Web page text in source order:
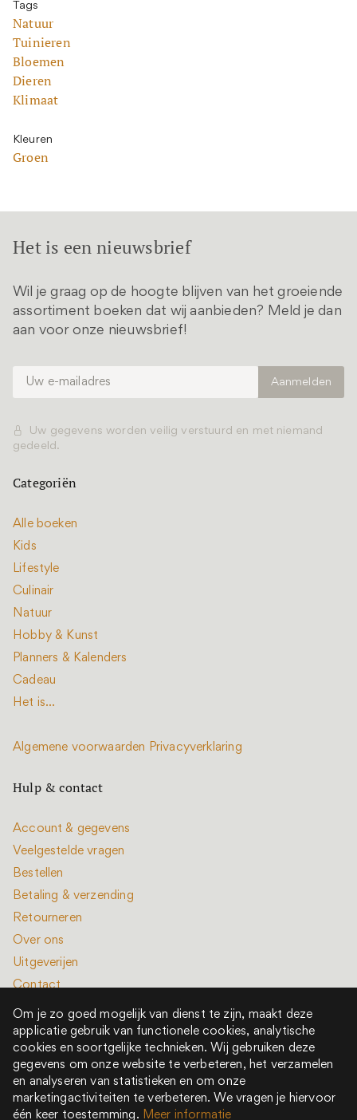
Tags
Natuur
Tuinieren
Bloemen
Dieren
Klimaat
Kleuren
Groen
Het is een nieuwsbrief
Wil je graag op de hoogte blijven van het groeiende
assortiment boeken dat wij aanbieden? Meld je dan
aan voor onze nieuwsbrief!
Uw gegevens worden veilig verstuurd en met niemand
gedeeld.
Categoriën
Alle boeken
Kids
Lifestyle
Culinair
Natuur
Hobby & Kunst
Planners & Kalenders
Cadeau
Het is...
Algemene voorwaarden Privacyverklaring
Hulp & contact
Account & gegevens
Veelgestelde vragen
Bestellen
Betaling & verzending
Retourneren
Over ons
Uitgeverijen
Contact
Alle rechten voorbehouden © 2022 - 2026
Het is een boek is onderdeel van New Book Collective
Om je zo goed mogelijk van dienst te zijn, maakt deze
applicatie gebruik van functionele cookies, analytische
cookies en soortgelijke technieken. Wij gebruiken deze
gegevens om onze website te verbeteren, het verzamelen
en analyseren van statistieken en om onze
marketingactiviteiten te verbeteren. We vragen je hiervoor
één keer toestemming. Meer informatie